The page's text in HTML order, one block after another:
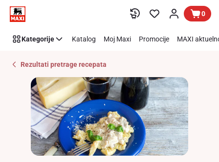
Preskoči link
Recipe
Details
0
Kategorije Katalog Moj Maxi Promocije MAXI
Rezultati pretrage recepata